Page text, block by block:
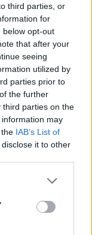
third parties, or
for
below opt-out
that after your
seeing
utilized by
parties prior to
the further
third parties on the
information may
IAB’s List of
it to other
úzkost,
žal, klimatický
to nové
nebo prožívali
i lidé v
jsou na jednu
narůst až do
že nastal čas říci si
jsme hovořili s
zabývajícím se
klimatické krize a
Jurek o
je krajinný ekolog,
svůj profesní